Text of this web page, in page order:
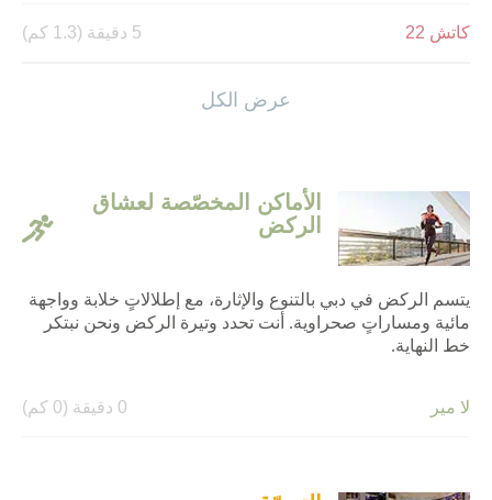
كاتش 22 5 دقيقة (1.3 كم)
عرض الكل
الأماكن المخصّصة لعشاق
الركض
يتسم الركض في دبي بالتنوع والإثارة، مع إطلالاتٍ خلابة وواجهة
مائية ومساراتٍ صحراوية. أنت تحدد وتيرة الركض ونحن نبتكر
خط النهاية.
لا مير 0 دقيقة (0 كم)